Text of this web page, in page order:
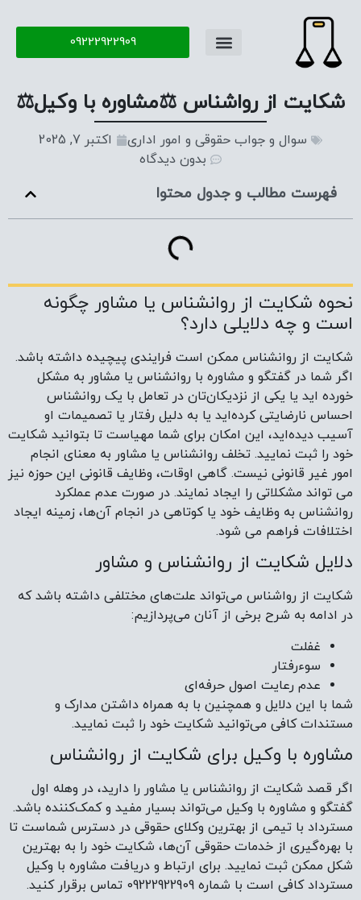
09222922909
شکایت از رواشناس ⚖️مشاوره با وکیل⚖️
سوال و جواب حقوقی و امور اداری
اکتبر 7, 2025
بدون دیدگاه
فهرست مطالب و جدول محتوا
نحوه شکایت از روانشناس یا مشاور چگونه
است و چه دلایلی دارد؟
شکایت از روانشناس ممکن است فرایندی پیچیده داشته باشد.
اگر شما در گفتگو و مشاوره با روانشناس یا مشاور به مشکل
خورده اید یا یکی از نزدیکان‌تان در تعامل با یک روانشناس
احساس نارضایتی کرده‌اید یا به دلیل رفتار یا تصمیمات او
آسیب دیده‌اید، این امکان برای شما مهیاست تا بتوانید شکایت
خود را ثبت نمایید. تخلف روانشناس یا مشاور به معنای انجام
امور غیر قانونی نیست. گاهی اوقات، وظایف قانونی این حوزه نیز
می تواند مشکلاتی را ایجاد نمایند. در صورت عدم عملکرد
روانشناس به وظایف خود یا کوتاهی در انجام آن‌ها، زمینه ایجاد
اختلافات فراهم می شود.
دلایل شکایت از روانشناس و مشاور
شکایت از رواشناس می‌تواند علت‌های مختلفی داشته باشد که
در ادامه به شرح برخی از آنان می‌پردازیم:
غفلت
سوءرفتار
عدم رعایت اصول حرفه‌ای
شما با این دلایل و همچنین با به همراه داشتن مدارک و
مستندات کافی می‌توانید شکایت خود را ثبت نمایید.
مشاوره با وکیل برای شکایت از روانشناس
اگر قصد شکایت از روانشناس یا مشاور را دارید، در وهله اول
گفتگو و مشاوره با وکیل می‌تواند بسیار مفید و کمک‌کننده باشد.
مسترداد با تیمی از بهترین وکلای حقوقی در دسترس شماست تا
با بهره‌گیری از خدمات حقوقی آن‌ها، شکایت خود را به بهترین
شکل ممکن ثبت نمایید. برای ارتباط و دریافت مشاوره با وکیل
مسترداد کافی است با شماره 09222922909 تماس برقرار کنید.